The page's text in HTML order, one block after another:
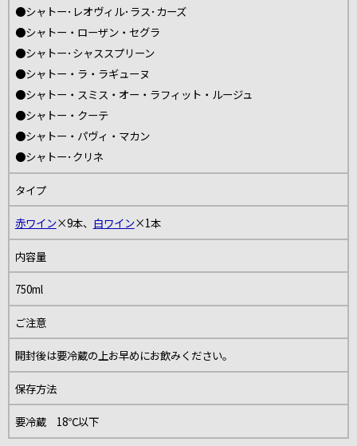
●シャトー･レオヴィル･ラス･カーズ
●シャトー・ローザン・セグラ
●シャトー･シャススプリーン
●シャトー・ラ・ラギューヌ
●シャトー・スミス・オー・ラフィット・ルージュ
●シャトー・クーテ
●シャトー・パヴィ・マカン
●シャトー･クリネ
タイプ
赤ワイン×9本、 白ワイン×1本
内容量
750ml
ご注意
開封後は要冷蔵の上お早めにお飲みください。
保存方法
要冷蔵 18℃以下